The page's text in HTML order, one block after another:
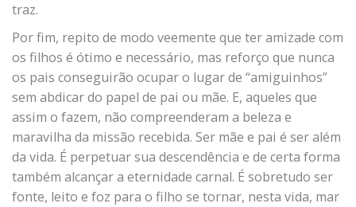
traz.
Por fim, repito de modo veemente que ter amizade com
os filhos é ótimo e necessário, mas reforço que nunca
os pais conseguirão ocupar o lugar de “amiguinhos”
sem abdicar do papel de pai ou mãe. E, aqueles que
assim o fazem, não compreenderam a beleza e
maravilha da missão recebida. Ser mãe e pai é ser além
da vida. É perpetuar sua descendência e de certa forma
também alcançar a eternidade carnal. É sobretudo ser
fonte, leito e foz para o filho se tornar, nesta vida, mar